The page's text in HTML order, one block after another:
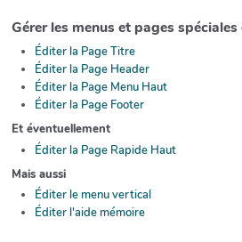
Gérer les menus et pages
Éditer la Page Titre
Éditer la Page Header
Éditer la Page Menu Haut
Éditer la Page Footer
Et éventuellement
Éditer la Page Rapide Haut
Mais aussi
Éditer le menu vertical
Éditer l'aide mémoire